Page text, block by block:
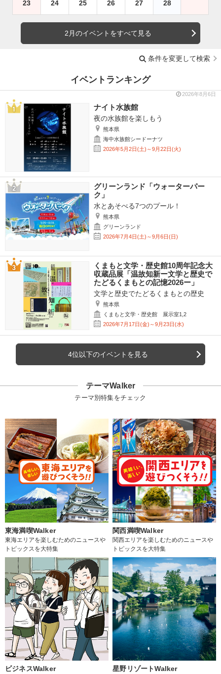
23 24 25 26 27 28
2月のイベントをすべて見る
条件を変更して検索
イベントランキング
2026年8月6日
ナイト水族館
夜の水族館を楽しもう
熊本県
海中水族館シードーナツ
2026年5月2日(土)～9月22日(火)
グリーンランド「ウォーターパー
ク」
水とあそべる7つのプール！
熊本県
グリーンランド
2026年7月4日(土)～9月6日(日)
くまもと文学・歴史館10周年記念大
収蔵品展「温故知新ー文学と歴史で
たどるくまもとの記憶2026ー」
文学と歴史でたどるくまもとの歴史
熊本県
くまもと文学・歴史館 展示室1,2
2026年7月17日(金)～9月23日(水)
4位以下のイベントを見る
テーマWalker
テーマ別特集をチェック
東海満喫Walker
東海エリアを楽しむためのニュースや
トピックスを大特集
関西満喫Walker
関西エリアを楽しむためのニュースや
トピックスを大特集
ビジネスWalker 星野リゾートWalker